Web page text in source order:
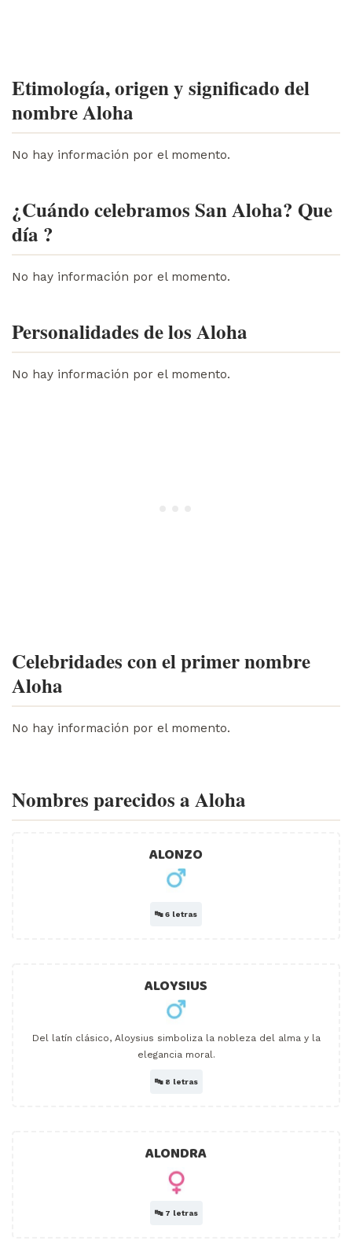
Etimología, origen y significado del
nombre Aloha
No hay información por el momento.
¿Cuándo celebramos San Aloha? Que
día ?
No hay información por el momento.
Personalidades de los Aloha
No hay información por el momento.
Celebridades con el primer nombre
Aloha
No hay información por el momento.
Nombres parecidos a Aloha
ALONZO
🔤6 letras
ALOYSIUS
Del latín clásico, Aloysius simboliza la nobleza del alma y la
elegancia moral.
🔤 8 letras
ALONDRA
🔤 7 letras